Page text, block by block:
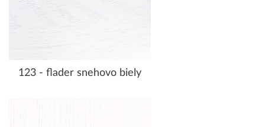
123 - flader snehovo biely